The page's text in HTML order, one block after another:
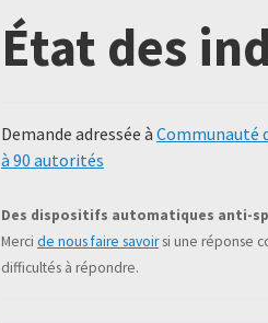
État des
Demande adressée à Communauté
à 90 autorités
Des dispositifs automatiques anti-
Merci de nous faire savoirsi une réponse
difficultés à répondre.